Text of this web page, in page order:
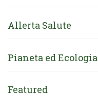
Allerta Salute
Pianeta ed Ecologia
Featured